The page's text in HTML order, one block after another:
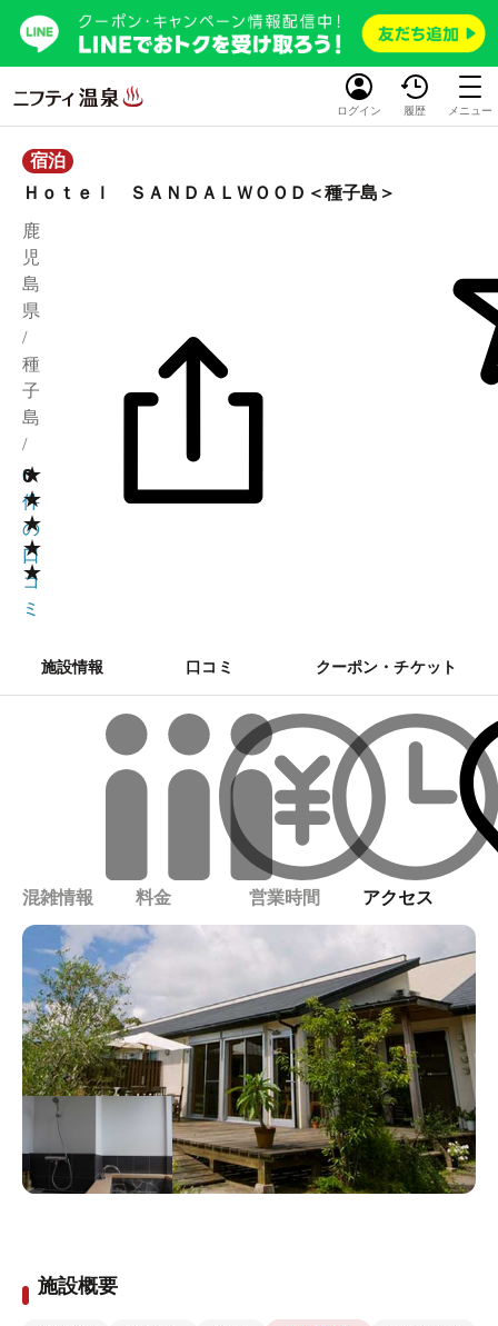
ログイン 履歴 メニュー
宿泊
Ｈｏｔｅｌ ＳＡＮＤＡＬＷＯＯＤ＜種子島＞
鹿
児
島
県
/
種
子
島
/
★
★
★
★
★
0
0
件
の
口
コ
ミ
施設情報 口コミ クーポン・チケット
混雑情報 料金 営業時間 アクセス
施設概要